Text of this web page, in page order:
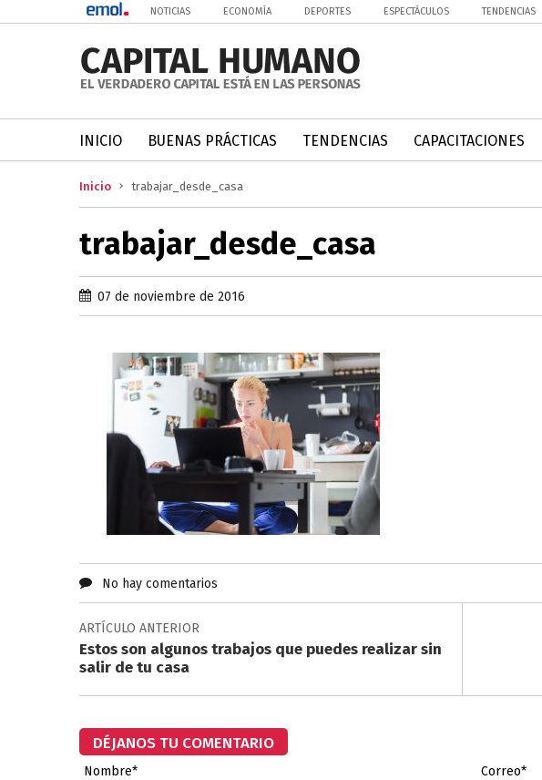
NOTICIAS ECONOMÍA DEPORTES ESPECTÁCULOS TENDENCIAS
INICIO BUENAS PRÁCTICAS TENDENCIAS CAPACITACIONES
Inicio trabajar_desde_casa
trabajar_desde_casa
07 de noviembre de 2016
No hay comentarios
ARTÍCULO ANTERIOR
Estos son algunos trabajos que puedes realizar sin
salir de tu casa
DÉJANOS TU COMENTARIO
Nombre* Correo*